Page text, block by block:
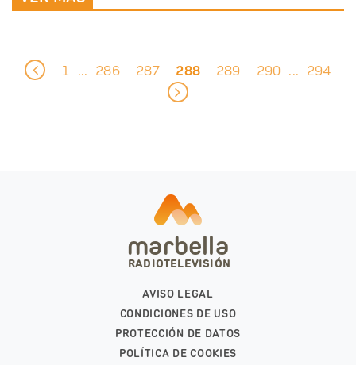
1 ... 286 287 288 289 290 ... 294
marbella
RADIOTELEVISIÓN
AVISO LEGAL
CONDICIONES DE USO
PROTECCIÓN DE DATOS
POLÍTICA DE COOKIES